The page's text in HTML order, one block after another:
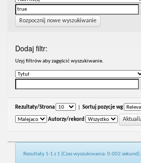
Rozpocznij nowe wyszukiwanie
Dodaj filtr:
Uzyj filtrów aby zagęścić wyszukiwanie.
Rezultaty/Strona Sortuj pozycje wg
Autorzy/rekord
Rezultaty 1-1 z 1 (Czas wyszukiwania: 0.002 sekund).